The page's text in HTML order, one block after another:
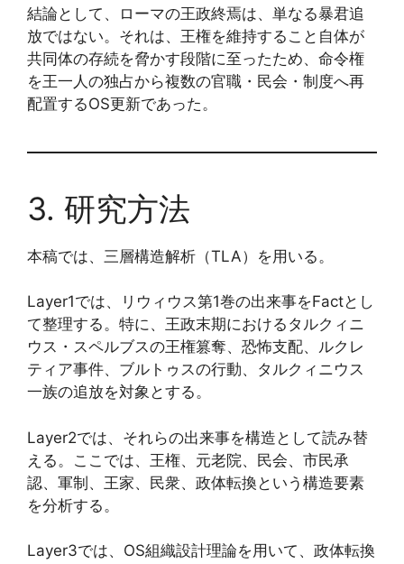
結論として、ローマの王政終焉は、単なる暴君追
放ではない。それは、王権を維持すること自体が
共同体の存続を脅かす段階に至ったため、命令権
を王一人の独占から複数の官職・民会・制度へ再
配置するOS更新であった。
3. 研究方法
本稿では、三層構造解析（TLA）を用いる。
Layer1では、リウィウス第1巻の出来事をFactとし
て整理する。特に、王政末期におけるタルクィニ
ウス・スペルブスの王権篡奪、恐怖支配、ルクレ
ティア事件、ブルトゥスの行動、タルクィニウス
一族の追放を対象とする。
Layer2では、それらの出来事を構造として読み替
える。ここでは、王権、元老院、民会、市民承
認、軍制、王家、民衆、政体転換という構造要素
を分析する。
Layer3では、OS組織設計理論を用いて、政体転換